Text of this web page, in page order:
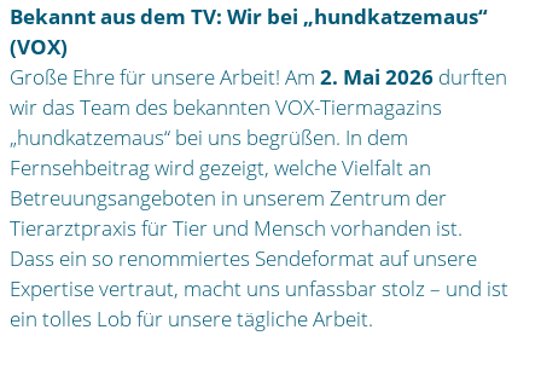
Bekannt aus dem TV: Wir bei „hundkatzemaus“
(VOX)
Große Ehre für unsere Arbeit! Am 2. Mai 2026 durften
wir das Team des bekannten VOX-Tiermagazins
„hundkatzemaus“ bei uns begrüßen. In dem
Fernsehbeitrag wird gezeigt, welche Vielfalt an
Betreuungsangeboten in unserem Zentrum der
Tierarztpraxis für Tier und Mensch vorhanden ist.
Dass ein so renommiertes Sendeformat auf unsere
Expertise vertraut, macht uns unfassbar stolz – und ist
ein tolles Lob für unsere tägliche Arbeit.